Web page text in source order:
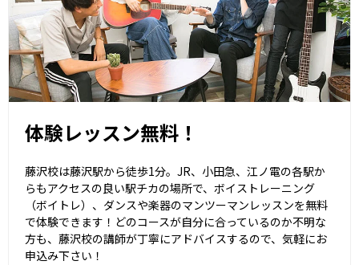
体験レッスン無料！
藤沢校は藤沢駅から徒歩1分。JR、小田急、江ノ電の各駅か
らもアクセスの良い駅チカの場所で、ボイストレーニング
（ボイトレ）、ダンスや楽器のマンツーマンレッスンを無料
で体験できます！どのコースが自分に合っているのか不明な
方も、藤沢校の講師が丁寧にアドバイスするので、気軽にお
申込み下さい！